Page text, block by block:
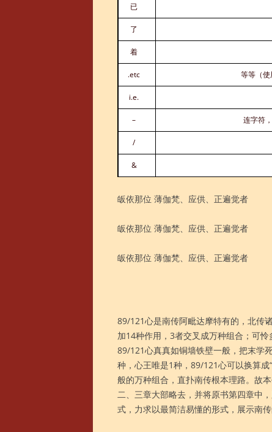
已
了
着
.etc 等等（使
i.e.
– 连字符
/
&
皈依那位 薄伽梵、应供、正遍觉者
皈依那位 薄伽梵、应供、正遍觉者
皈依那位 薄伽梵、应供、正遍觉者
89/121心是南传阿毗达摩特有的，北传
加14种作用，3者交叉成万种组合；可
89/121心真真如铜墙铁壁一般，把末学
种，心王唯是1种，89/121心可以换算
般的万种组合，直扑南传根本理路。故
二、三章大部略去，并将原书第四章中
式，力求以最简洁易懂的形式，展示南传